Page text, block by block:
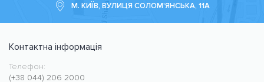
М. КИЇВ, ВУЛИЦЯ СОЛОМ'ЯНСЬКА, 11А
Контактна інформація
Медичний центр CMC MED
https://cmcmed.clinic
Телефон:
(+38 044) 206 2000